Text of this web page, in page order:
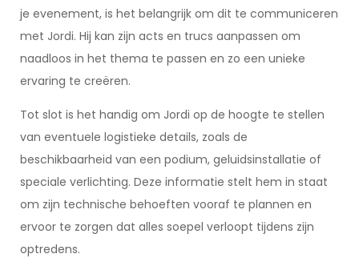
je evenement, is het belangrijk om dit te communiceren
met Jordi. Hij kan zijn acts en trucs aanpassen om
naadloos in het thema te passen en zo een unieke
ervaring te creëren.
Tot slot is het handig om Jordi op de hoogte te stellen
van eventuele logistieke details, zoals de
beschikbaarheid van een podium, geluidsinstallatie of
speciale verlichting. Deze informatie stelt hem in staat
om zijn technische behoeften vooraf te plannen en
ervoor te zorgen dat alles soepel verloopt tijdens zijn
optredens.